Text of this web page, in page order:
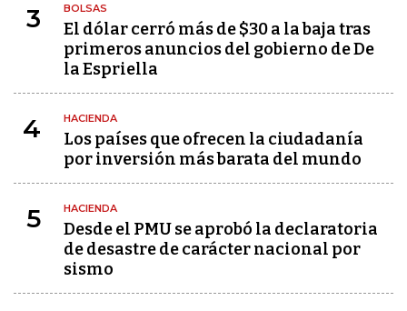
3 BOLSAS
El dólar cerró más de $30 a la baja tras
primeros anuncios del gobierno de De
la Espriella
4 HACIENDA
Los países que ofrecen la ciudadanía
por inversión más barata del mundo
5 HACIENDA
Desde el PMU se aprobó la declaratoria
de desastre de carácter nacional por
sismo